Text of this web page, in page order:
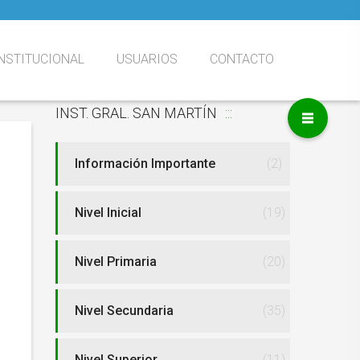
MATRÍCULA AÑO 2027
Institucional
Nuestra História
Autoridades
Acuerdos de
USUARIOS
San Martín Virtual
CONTACTO
INST. GRAL. SAN MARTÍN
Información Importante (2)
Nivel Inicial (19)
Nivel Primaria (20)
Nivel Secundaria (35)